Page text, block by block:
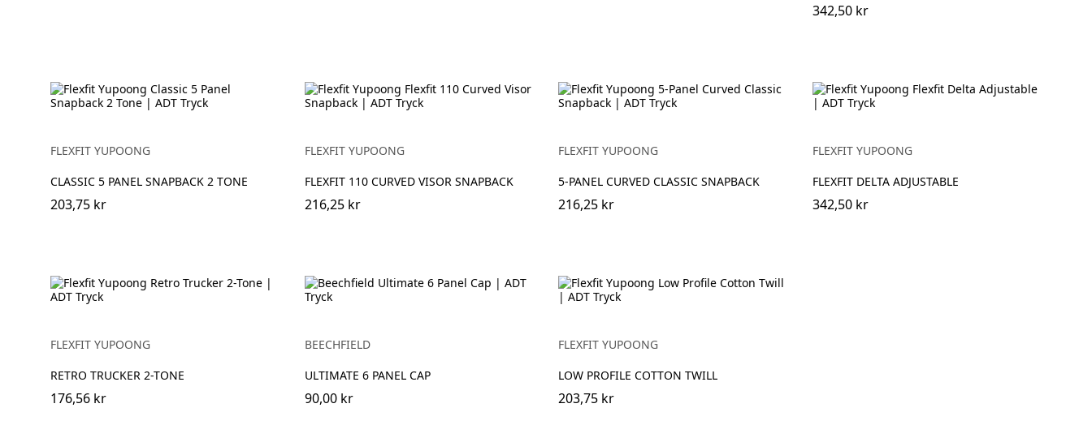
342,50 kr
FLEXFIT YUPOONG
CLASSIC 5 PANEL SNAPBACK 2 TONE
203,75 kr
FLEXFIT YUPOONG
FLEXFIT 110 CURVED VISOR SNAPBACK
216,25 kr
FLEXFIT YUPOONG
5-PANEL CURVED CLASSIC SNAPBACK
216,25 kr
FLEXFIT YUPOONG
FLEXFIT DELTA ADJUSTABLE
342,50 kr
FLEXFIT YUPOONG
RETRO TRUCKER 2-TONE
176,56 kr
BEECHFIELD
ULTIMATE 6 PANEL CAP
90,00 kr
FLEXFIT YUPOONG
LOW PROFILE COTTON TWILL
203,75 kr